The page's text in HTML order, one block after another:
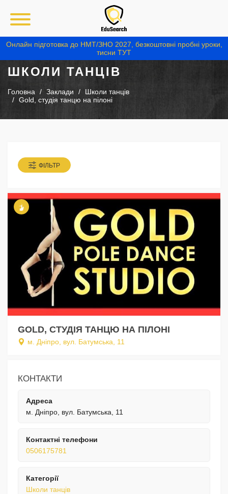
Онлайн підготовка до НМТ/ЗНО 2027, безкоштовні пробні уроки,
тисни ТУТ
ШКОЛИ ТАНЦІВ
Головна Заклади
Школи танців
Gold, студія танцю на пілоні
ФІЛЬТР
GOLD, СТУДІЯ ТАНЦЮ НА ПІЛОНІ
м. Дніпро, вул. Батумська, 11
КОНТАКТИ
Адреса
м. Дніпро, вул. Батумська, 11
Контактні телефони
0506175781
Категорії
Школи танців